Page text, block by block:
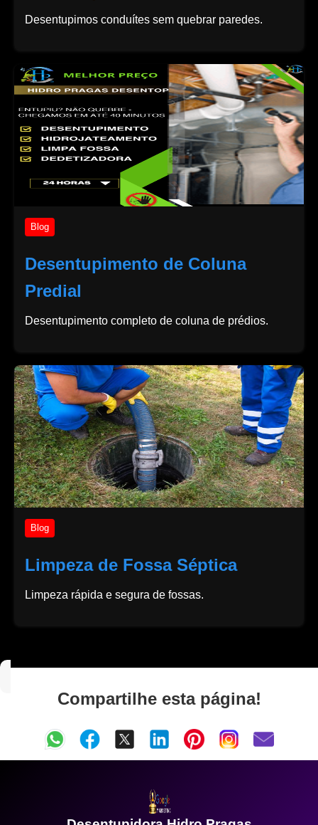
Desentupimos conduítes sem quebrar paredes.
Blog
Desentupimento de Coluna
Predial
Desentupimento completo de coluna de prédios.
Blog
Limpeza de Fossa Séptica
Limpeza rápida e segura de fossas.
Compartilhe esta página!